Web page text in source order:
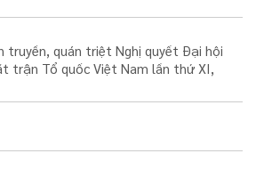
truyền, quán triệt Nghị quyết Đại hội
trận Tổ quốc Việt Nam lần thứ XI,